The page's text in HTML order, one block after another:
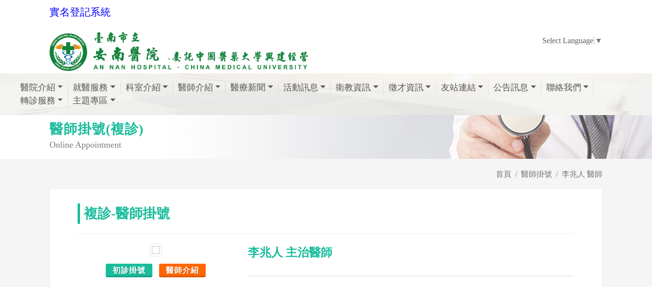
實名登記系統
Select Language ▼
醫院介紹 就醫服務 科室介紹 醫師介紹 醫療新聞 活動訊息 衛教資訊 徵才資訊 友站連結 公告訊息
聯絡我們
轉診服務
主題專區
醫師掛號(複診)
Online Appointment
首頁 醫師掛號 李兆人 醫師
複診-醫師掛號
初診掛號 醫師介紹
李兆人 主治醫師